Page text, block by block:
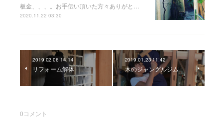
板金、、、。お手伝い頂いた方々ありがと…
2020.11.22 03:30
2019.02.06 14:14
リフォーム解体
2019.01.23 11:42
木のジャングルジム
0コメント